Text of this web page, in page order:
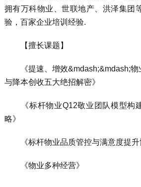
拥有万科物业、世联地产、洪泽集团
验，百家企业培训经验.
【擅长课题】
《提速、增效&mdash;&mdash;物
与降本创收五大绝招解密》
《标杆物业Q12敬业团队模型构
略》
《标杆物业品质管控与满意度提升
《物业多种经营》